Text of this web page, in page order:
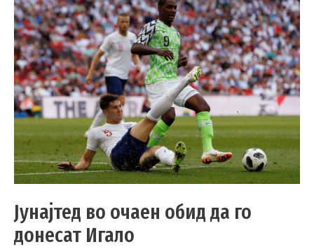
Јунајтед во очаен обид да го
донесат Игало